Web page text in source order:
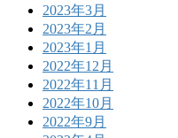
2023年3月
2023年2月
2023年1月
2022年12月
2022年11月
2022年10月
2022年9月